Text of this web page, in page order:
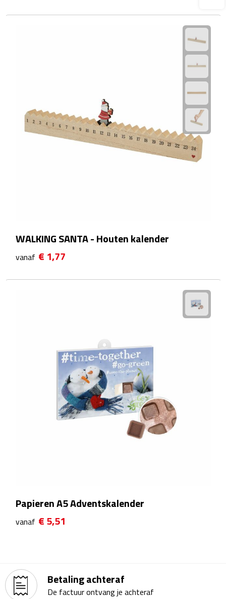
Plastic bekers
Opvouwbare drinkfles
Drinkflessen met karabijnhaak
Waterflessen
Champagneglazen
Cocktailglazen
Kopjes
Schoteltjes
Thermossets
WALKING SANTA - Houten kalender
vanaf € 1,77
Papieren A5 Adventskalender
vanaf € 5,51
Betaling achteraf
De factuur ontvang je achteraf